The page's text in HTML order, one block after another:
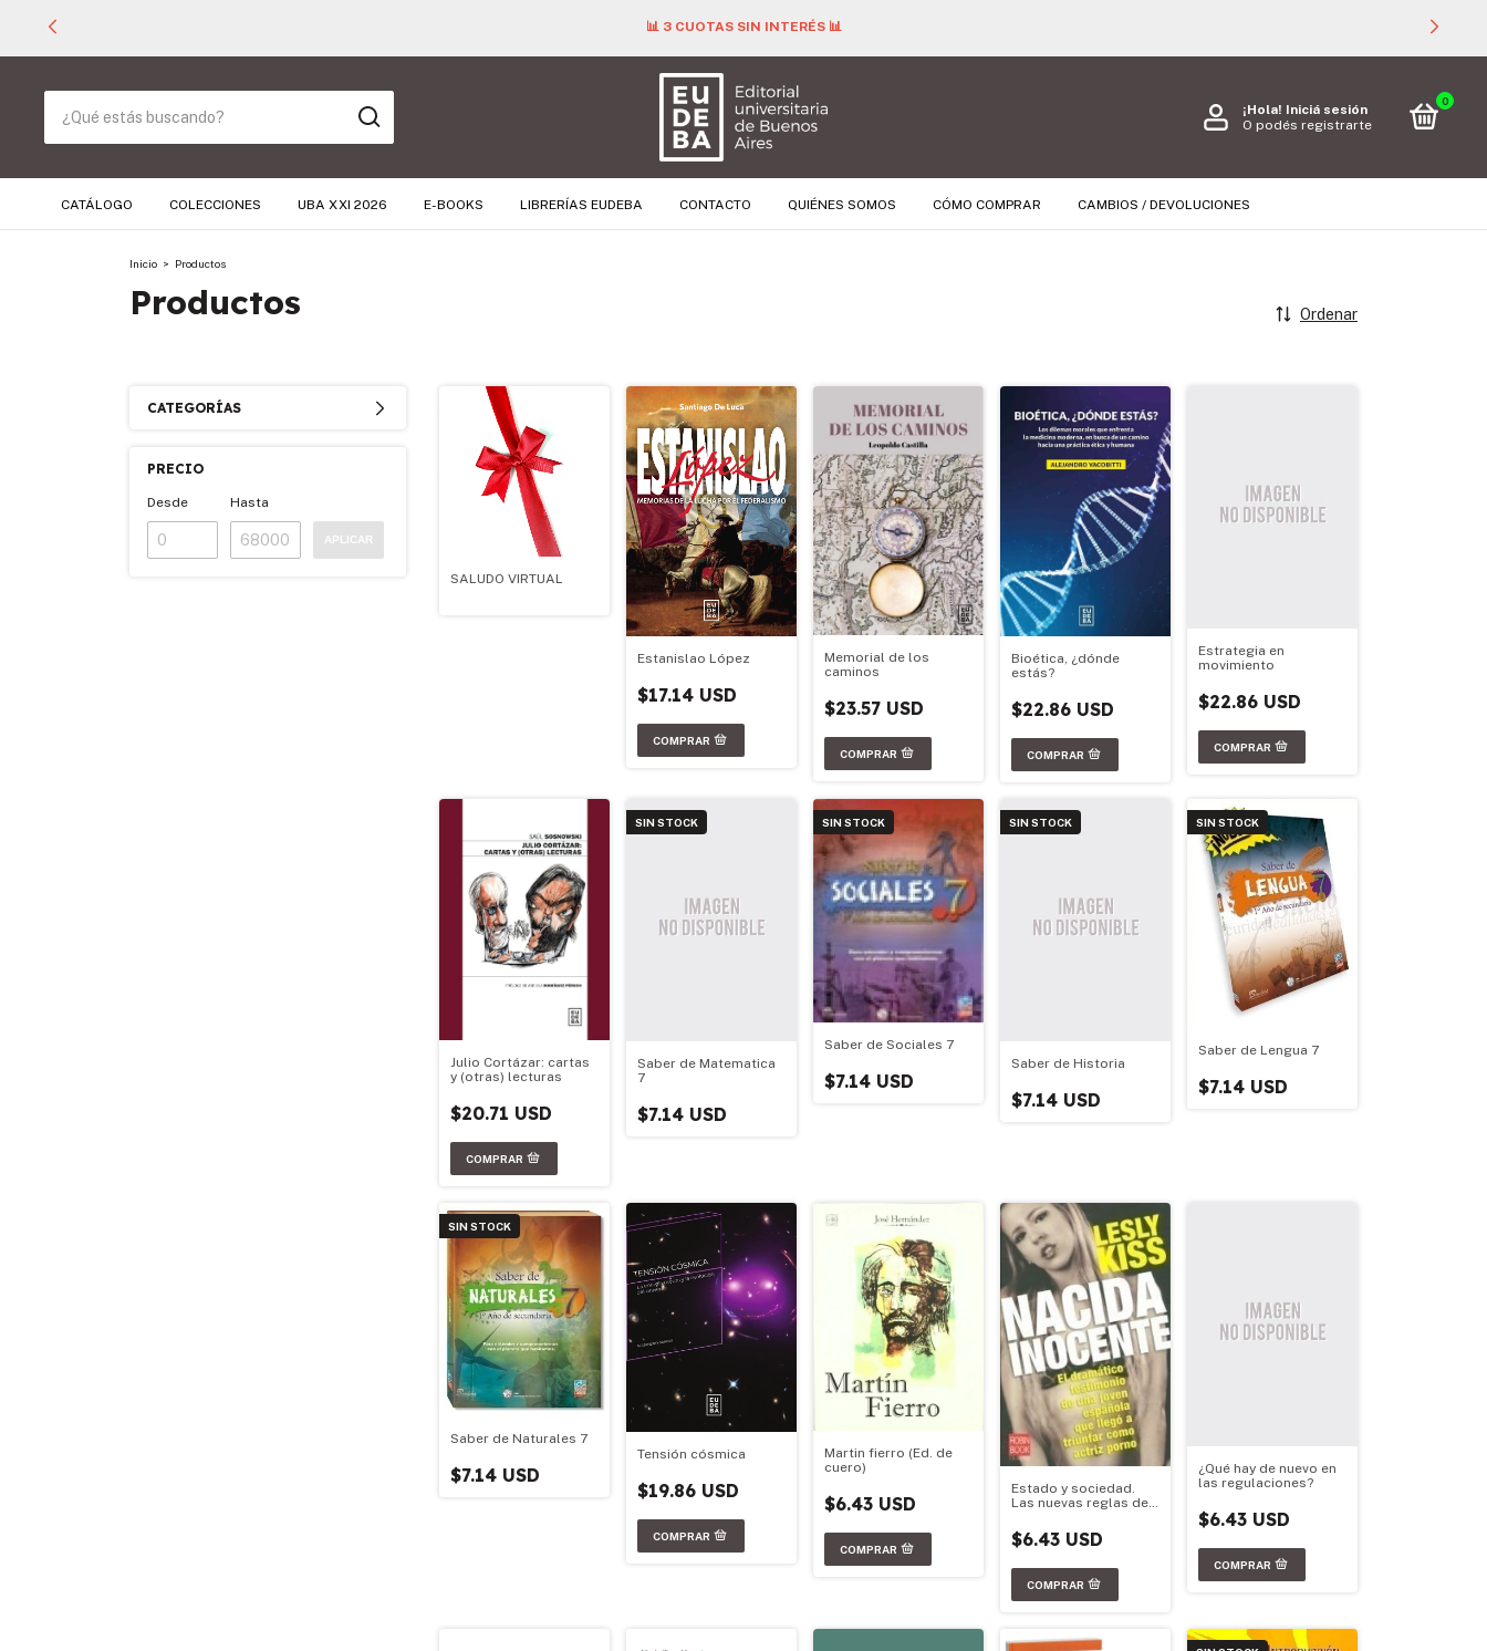
📊 3 CUOTAS SIN INTERÉS 📊
¡Hola! Iniciá sesión
O podés registrarte
0
CATÁLOGO COLECCIONES UBA XXI 2026 E-BOOKS LIBRERÍAS EUDEBA CONTACTO QUIÉNES SOMOS CÓMO COMPRAR CAMBIOS / DEVOLUCIONES
Inicio > Productos
Productos Ordenar
CATEGORÍAS
PRECIO
Desde Hasta
APLICAR
SALUDO VIRTUAL
Estanislao López
$17.14 USD
Memorial de los
caminos
$23.57 USD
Bioética, ¿dónde
estás?
$22.86 USD
Estrategia en
movimiento
$22.86 USD
Julio Cortázar: cartas
y (otras) lecturas
$20.71 USD
SIN STOCK
Saber de Matematica
7
$7.14 USD
SIN STOCK
Saber de Sociales 7
$7.14 USD
SIN STOCK
Saber de Historia
$7.14 USD
SIN STOCK
Saber de Lengua 7
$7.14 USD
SIN STOCK
Saber de Naturales 7
$7.14 USD
Tensión cósmica
$19.86 USD
Martin fierro (Ed. de
cuero)
$6.43 USD
Estado y sociedad.
Las nuevas reglas del
$6.43 USD
¿Qué hay de nuevo en
las regulaciones?
$6.43 USD